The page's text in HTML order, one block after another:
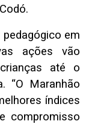
em
ações vão
até o
“O Maranhão
índices
compromisso